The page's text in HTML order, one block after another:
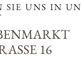
SIE UNS IN
16